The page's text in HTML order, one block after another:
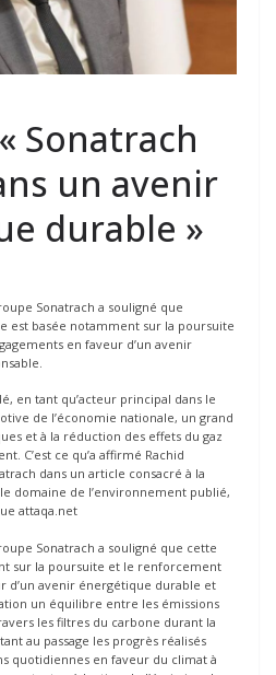
Sonatrach
un avenir
durable »
Sonatrach a souligné que
est basée notamment sur la poursuite
en faveur d’un avenir
en tant qu’acteur principal dans le
de l’économie nationale, un grand
et à la réduction des effets du gaz
C’est ce qu’a affirmé Rachid
dans un article consacré à la
domaine de l’environnement publié,
attaqa.net
Sonatrach a souligné que cette
sur la poursuite et le renforcement
d’un avenir énergétique durable et
un équilibre entre les émissions
les filtres du carbone durant la
au passage les progrès réalisés
quotidiennes en faveur du climat à